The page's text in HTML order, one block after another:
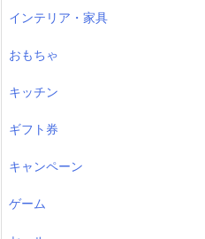
インテリア・家具
おもちゃ
キッチン
ギフト券
キャンペーン
ゲーム